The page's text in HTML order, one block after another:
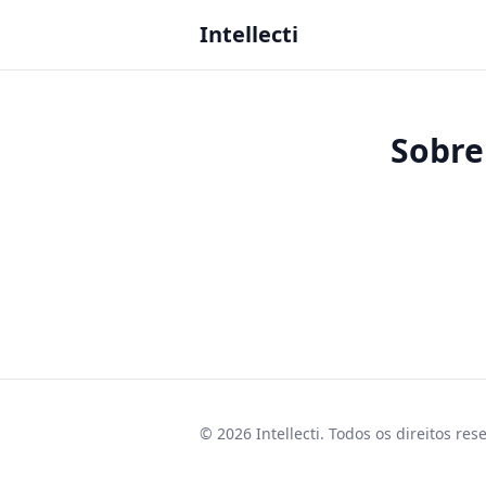
Intellecti
Sobre
© 2026 Intellecti. Todos os direitos